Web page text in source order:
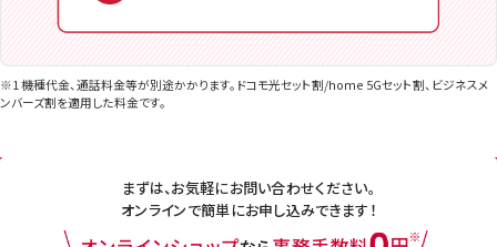
※1 機種代金、通話料金等が別途かかります。ドコモ光セット割/home 5Gセット割、ビジネスメ
ンバーズ割を適用した料金です。
まずは、お気軽にお問い合わせください。
オンラインで簡単にお申し込みできます！